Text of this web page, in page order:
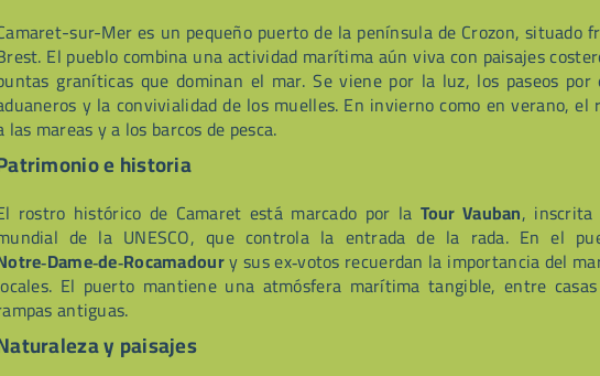
sur-Mer es un pequeño puerto de la península de Crozon, situado
El pueblo combina una actividad marítima aún viva con paisajes
graníticas que dominan el mar. Se viene por la luz, los paseos
y la convivialidad de los muelles. En invierno como en verano,
las mareas y a los barcos de pesca.
e historia
rostro histórico de Camaret está marcado por la Tour Vauban,
de la UNESCO, que controla la entrada de la rada. En el
y sus ex‑votos recuerdan la importancia del
El puerto mantiene una atmósfera marítima tangible, entre
antiguas.
y paisajes